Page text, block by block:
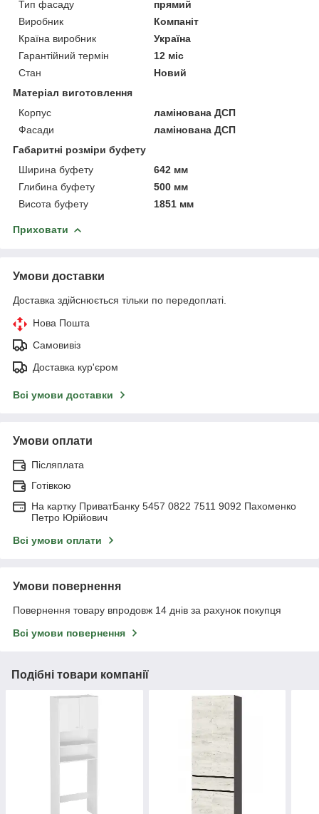
Тип фасаду
прямий
Виробник
Компаніт
Країна виробник
Україна
Гарантійний термін
12 міс
Стан
Новий
Матеріал виготовлення
Корпус
ламінована ДСП
Фасади
ламінована ДСП
Габаритні розміри буфету
Ширина буфету
642 мм
Глибина буфету
500 мм
Висота буфету
1851 мм
Приховати
Умови доставки
Доставка здійснюється тільки по передоплаті.
Нова Пошта
Самовивіз
Доставка кур'єром
Всі умови доставки
Умови оплати
Післяплата
Готівкою
На картку ПриватБанку 5457 0822 7511 9092 Пахоменко
Петро Юрійович
Всі умови оплати
Умови повернення
Повернення товару впродовж 14 днів за рахунок покупця
Всі умови повернення
Подібні товари компанії